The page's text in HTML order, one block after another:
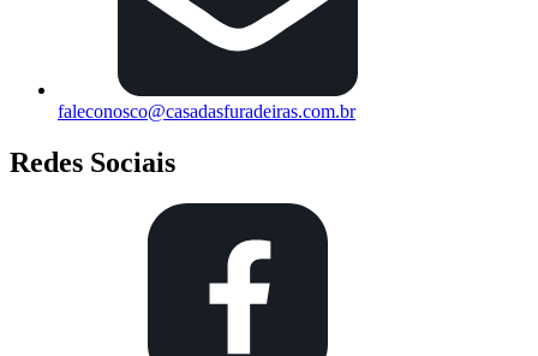
faleconosco@casadasfuradeiras.com.br
Redes Sociais